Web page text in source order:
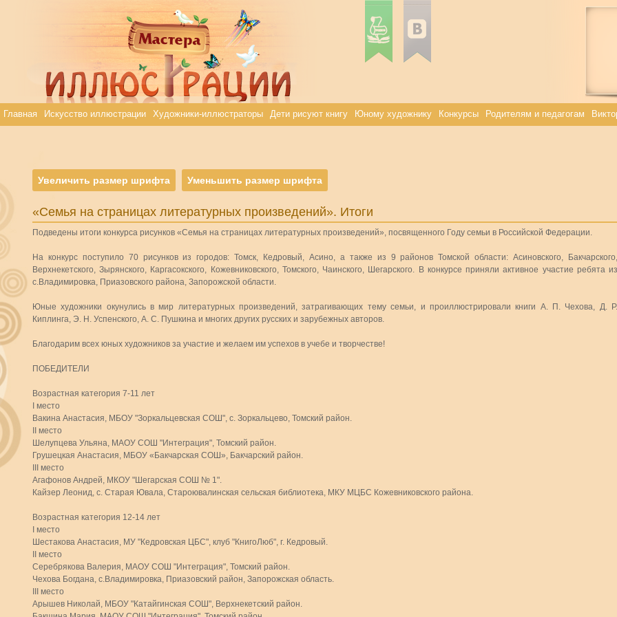
Главная Искусство иллюстрации Художники-иллюстраторы Дети рисуют книгу Юному художнику Конкурсы Родителям и педагогам
Увеличить размер шрифта Уменьшить размер шрифта
«Семья на страницах литературных произведений». Итоги
Подведены итоги конкурса рисунков «Семья на страницах литературных произведений», посвященного Году семьи в Российской Федерации.
На конкурс поступило 70 рисунков из городов: Томск, Кедровый, Асино, а также из 9 районов Томской области: Асиновского, Бакчарского,
Верхнекетского, Зырянского, Каргасокского, Кожевниковского, Томского, Чаинского, Шегарского. В конкурсе приняли активное участие ребята из
с.Владимировка, Приазовского района, Запорожской области.
Юные художники окунулись в мир литературных произведений, затрагивающих тему семьи, и проиллюстрировали книги А. П. Чехова, Д. Р.
Киплинга, Э. Н. Успенского, А. С. Пушкина и многих других русских и зарубежных авторов.
Благодарим всех юных художников за участие и желаем им успехов в учебе и творчестве!
ПОБЕДИТЕЛИ
Возрастная категория 7-11 лет
I место
Вакина Анастасия, МБОУ "Зоркальцевская СОШ", с. Зоркальцево, Томский район.
II место
Шелупцева Ульяна, МАОУ СОШ "Интеграция", Томский район.
Грушецкая Анастасия, МБОУ «Бакчарская СОШ», Бакчарский район.
III место
Агафонов Андрей, МКОУ "Шегарская СОШ № 1".
Кайзер Леонид, с. Старая Ювала, Староювалинская сельская библиотека, МКУ МЦБС Кожевниковского района.
Возрастная категория 12-14 лет
I место
Шестакова Анастасия, МУ "Кедровская ЦБС", клуб "КнигоЛюб", г. Кедровый.
II место
Серебрякова Валерия, МАОУ СОШ "Интеграция", Томский район.
Чехова Богдана, с.Владимировка, Приазовский район, Запорожская область.
III место
Арышев Николай, МБОУ "Катайгинская СОШ", Верхнекетский район.